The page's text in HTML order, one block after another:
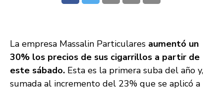
La empresa Massalin Particulares aumentó un
30% los precios de sus cigarrillos a partir de
este sábado. Esta es la primera suba del año y,
sumada al incremento del 23% que se aplicó a